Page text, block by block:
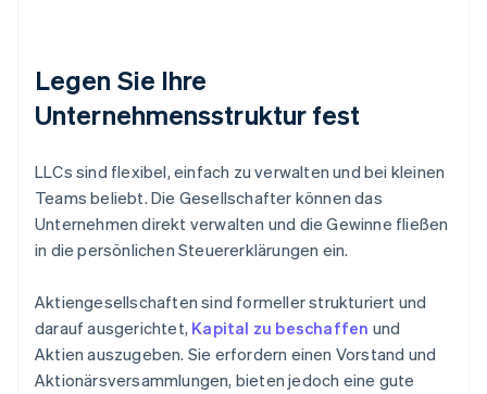
Legen Sie Ihre
Unternehmensstruktur fest
LLCs sind flexibel, einfach zu verwalten und bei kleinen
Teams beliebt. Die Gesellschafter können das
Unternehmen direkt verwalten und die Gewinne fließen
in die persönlichen Steuererklärungen ein.
Aktiengesellschaften sind formeller strukturiert und
darauf ausgerichtet, Kapital zu beschaffen und
Aktien auszugeben. Sie erfordern einen Vorstand und
Aktionärsversammlungen, bieten jedoch eine gute